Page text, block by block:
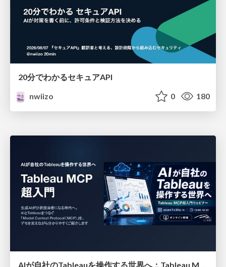
20分でわかるセキュアAPI
nwiizo
0 180